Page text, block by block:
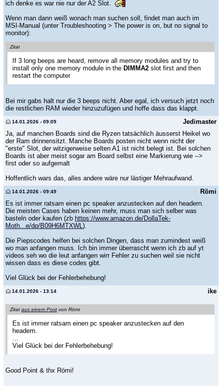
ich denke es war nie nur der A2 Slot.
Wenn man dann weiß wonach man suchen soll, findet man auch im
MSI-Manual (unter Troubleshooting > The power is on, but no signal to
monitor):
Zitat
If 3 long beeps are heard, remove all memory modules and try to
install only one memory module in the DIMMA2 slot first and then
restart the computer
Bei mir gabs halt nur die 3 beeps nicht. Aber egal, ich versuch jetzt noch
die restlichen RAM wieder hinzuzufügen und hoffe dass das klappt.
Jedimaster
14.01.2026 - 09:09
Ja, auf manchen Boards sind die Ryzen tatsächlich äusserst Heikel wo
der Ram drinnensitzt. Manche Boards posten nicht wenn nicht der
"erste" Slot, der witzigerweise selten A1 ist nicht belegt ist. Bei solchen
Boards ist aber meist sogar am Board selbst eine Markierung wie -->
first oder so aufgemalt
Hoffentlich wars das, alles andere wäre nur lästiger Mehraufwand.
Römi
14.01.2026 - 09:49
Es ist immer ratsam einen pc speaker anzustecken auf den headern.
Die meisten Cases haben keinen mehr, muss man sich selber was
basteln oder kaufen (zb https://www.amazon.de/DollaTek-
Moth...e/dp/B09H6MTXWL ).
Die Piepscodes helfen bei solchen Dingen, dass man zumindest weiß
wo man anfangen muss. Ich bin immer überrascht wenn ich zb auf yt
videos seh wo die leut anfangen wirr Fehler zu suchen weil sie nicht
wissen dass es diese codes gibt.
Viel Glück bei der Fehlerbehebung!
ike
14.01.2026 - 13:14
Zitat aus einem Post von Römi
Es ist immer ratsam einen pc speaker anzustecken auf den
headern.
...
Viel Glück bei der Fehlerbehebung!
Good Point & thx Römi!